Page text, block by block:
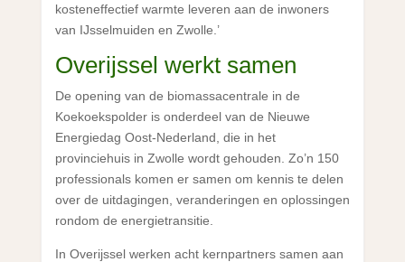
kosteneffectief warmte leveren aan de inwoners
van IJsselmuiden en Zwolle.’
Overijssel werkt samen
De opening van de biomassacentrale in de
Koekoekspolder is onderdeel van de Nieuwe
Energiedag Oost-Nederland, die in het
provinciehuis in Zwolle wordt gehouden. Zo’n 150
professionals komen er samen om kennis te delen
over de uitdagingen, veranderingen en oplossingen
rondom de energietransitie.
In Overijssel werken acht kernpartners samen aan